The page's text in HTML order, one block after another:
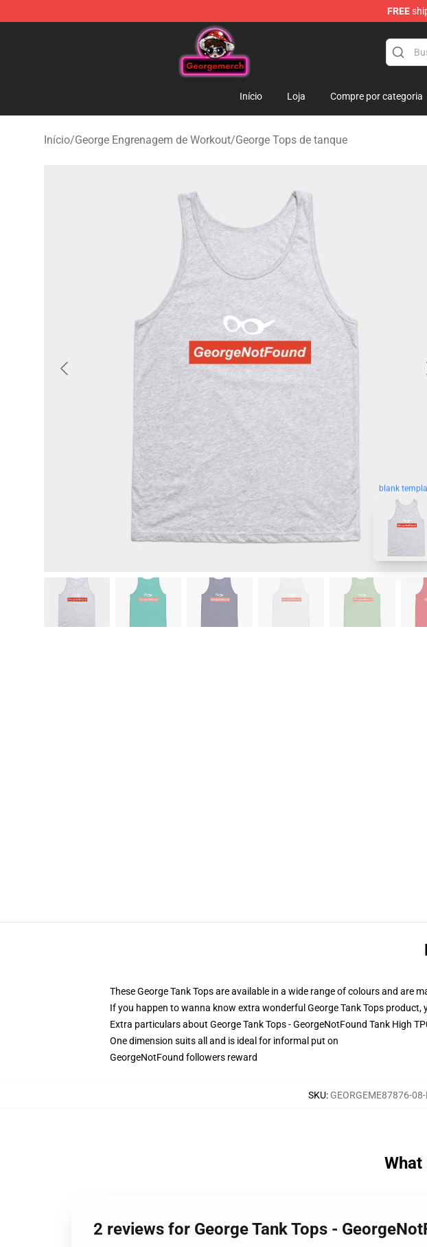
FREE
George Store - Official George Merchandise Shop
Início Loja Compre por categoria
Início/George Engrenagem de Workout/George Tops de tanque
blank
These George Tank Tops are available in a wide range of colours and
If you happen to wanna know extra wonderful George Tank Tops product,
Extra particulars about George Tank Tops - GeorgeNotFound Tank High
One dimension suits all and is ideal for informal put on
GeorgeNotFound followers reward
SKU: GEORGEME87876-08-
What
2 reviews for George Tank Tops -